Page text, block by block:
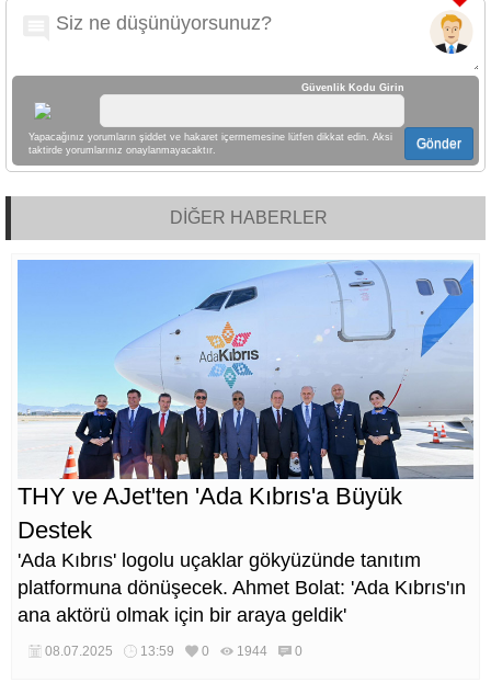
Güvenlik Kodu Girin
Yapacağınız yorumların şiddet ve hakaret içermemesine lütfen dikkat edin. Aksi
taktirde yorumlarınız onaylanmayacaktır.
Gönder
DİĞER HABERLER
THY ve AJet'ten 'Ada Kıbrıs'a Büyük
Destek
'Ada Kıbrıs' logolu uçaklar gökyüzünde tanıtım
platformuna dönüşecek. Ahmet Bolat: 'Ada Kıbrıs'ın
ana aktörü olmak için bir araya geldik'
08.07.2025 13:59 0 1944 0